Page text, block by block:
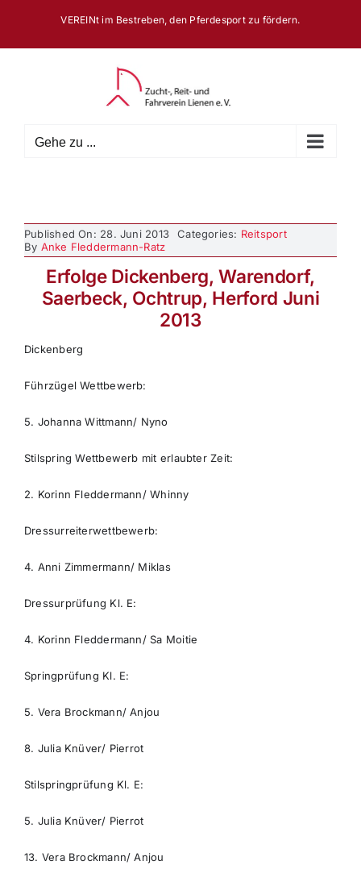
springen
VEREINt im Bestreben, den Pferdesport zu fördern.
Gehe zu ...
Published On: 28. Juni 2013 Categories: Reitsport
By Anke Fleddermann-Ratz
Erfolge Dickenberg, Warendorf,
Saerbeck, Ochtrup, Herford Juni
2013
Dickenberg
Führzügel Wettbewerb:
5. Johanna Wittmann/ Nyno
Stilspring Wettbewerb mit erlaubter Zeit:
2. Korinn Fleddermann/ Whinny
Dressurreiterwettbewerb:
4. Anni Zimmermann/ Miklas
Dressurprüfung Kl. E:
4. Korinn Fleddermann/ Sa Moitie
Springprüfung Kl. E:
5. Vera Brockmann/ Anjou
8. Julia Knüver/ Pierrot
Stilspringprüfung Kl. E:
5. Julia Knüver/ Pierrot
13. Vera Brockmann/ Anjou